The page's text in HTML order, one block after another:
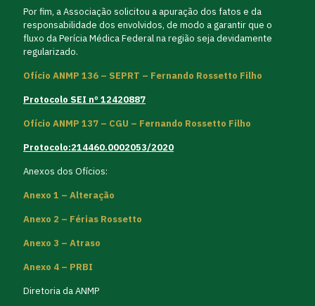
Por fim, a Associação solicitou a apuração dos fatos e da
responsabilidade dos envolvidos, de modo a garantir que o
fluxo da Perícia Médica Federal na região seja devidamente
regularizado.
Ofício ANMP 136 – SEPRT – Fernando Rossetto Filho
Protocolo SEI nº 12420887
Ofício ANMP 137 – CGU – Fernando Rossetto Filho
Protocolo:214460.0002053/2020
Anexos dos Ofícios:
Anexo 1 – Alteração
Anexo 2 – Férias Rossetto
Anexo 3 – Atraso
Anexo 4 – PRBI
Diretoria da ANMP